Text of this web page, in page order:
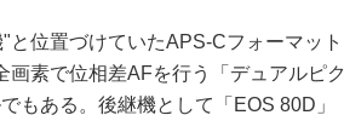
位置づけていたAPS-Cフォーマット
素で位相差AFを行う「デュアルピク
もある。後継機として「EOS 80D」